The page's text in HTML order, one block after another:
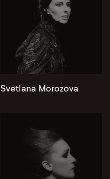
Svetlana Morozova